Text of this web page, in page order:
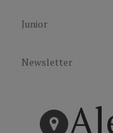
Junior
Newsletter